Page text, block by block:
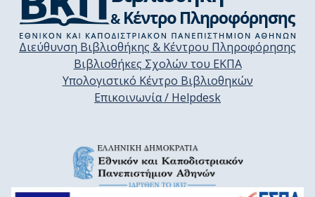
Διεύθυνση Βιβλιοθήκης & Κέντρου Πληροφόρησης
Βιβλιοθήκες Σχολών του ΕΚΠΑ
Υπολογιστικό Κέντρο Βιβλιοθηκών
Επικοινωνία / Helpdesk